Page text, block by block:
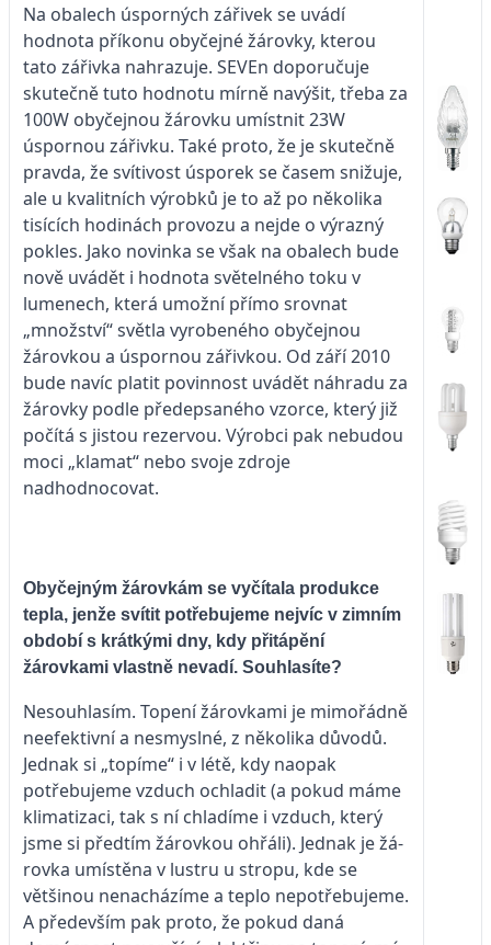
Na obalech úsporných zářivek se uvádí
hodnota příkonu obyčejné žárovky, kterou
tato zářivka nahrazuje. SEVEn doporučuje
skutečně tuto hodnotu mírně navýšit, třeba za
100W obyčejnou žárovku umístnit 23W
úspornou zářivku. Také proto, že je skutečně
pravda, že svítivost úsporek se časem snižuje,
ale u kvalitních výrobků je to až po několika
tisících hodinách provozu a nejde o výrazný
pokles. Jako novinka se však na obalech bude
nově uvádět i hodnota světelného toku v
lumenech, která umožní přímo srovnat
„množství“ světla vyrobeného obyčejnou
žárovkou a úspornou zářivkou. Od září 2010
bude navíc platit povinnost uvádět náhradu za
žárovky podle předepsaného vzorce, který již
počítá s jistou rezervou. Výrobci pak nebudou
moci „klamat“ nebo svoje zdroje
nadhodnocovat.
Obyčejným žárovkám se vyčítala produkce
tepla, jenže svítit potřebujeme nejvíc v zimním
období s krátkými dny, kdy přitápění
žárovkami vlastně nevadí. Souhlasíte?
Nesouhlasím. Topení žárovkami je mimořádně
neefektivní a nesmyslné, z několika důvodů.
Jednak si „topíme“ i v lé­tě, kdy naopak
potřebujeme vzduch ochladit (a pokud máme
klimatizaci, tak s ní chladíme i vzduch, který
jsme si předtím žárovkou ohřáli). Jednak je žá­
rovka umístěna v lustru u stropu, kde se
většinou nenacházíme a teplo nepotřebujeme.
A především pak proto, že pokud daná